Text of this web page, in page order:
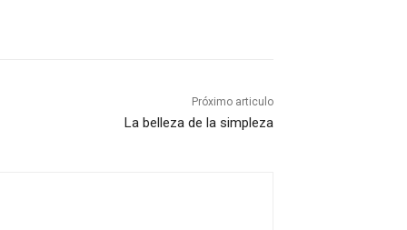
Próximo articulo
La belleza de la simpleza